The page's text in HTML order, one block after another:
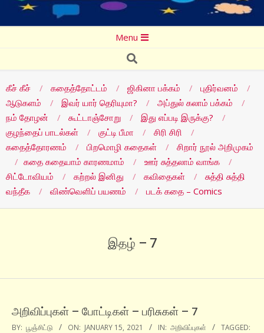
Menu
Search
கீச் கீச் கதைத்தோட்டம் ஜிகினா பக்கம்
புதிர்வனம்
ஆடுகளம்
இவர் யார் தெரியுமா?
அப்துல் கலாம் பக்கம்
நம் தோழன்
கூட்டாஞ்சோறு
இது எப்படி இருக்கு?
குழந்தைப் பாடல்கள்
குட்டி பீமா
சிரி சிரி
கதைத்தோரணம்
பிறமொழி கதைகள்
சிறார் நூல் அறிமுகம்
கதை கதையாம் காரணமாம்
ஊர் சுத்தலாம் வாங்க
சிட்டோவியம்
கற்றல் இனிது கவிதைகள்
சுத்தி சுத்தி
வந்தீக
விண்வெளிப் பயணம் படக் கதை – Comics
இதழ் – 7
அறிவிப்புகள் – போட்டிகள் – பரிசுகள் – 7
2021-
BY: பூஞ்சிட்டு ON: JANUARY 15, 2021 IN: அறிவிப்புகள்
TAGGED: